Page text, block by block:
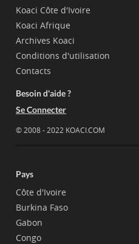
Koaci Côte d'Ivoire
Koaci Afrique
Archives Koaci
Conditions d'utilisation
Contacts
Besoin d'aide ?
Se Connecter
© 2008 - 2022 KOACI.COM
Pays
Côte d'Ivoire
Burkina Faso
Gabon
Congo